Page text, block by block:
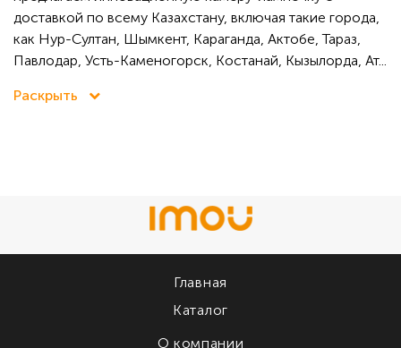
доставкой по всему Казахстану, включая такие города,
как Нур-Султан, Шымкент, Караганда, Актобе, Тараз,
Павлодар, Усть-Каменогорск, Костанай, Кызылорда, Ат...
Раскрыть
Главная
Каталог
О компании